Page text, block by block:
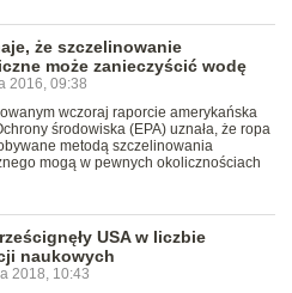
że szczelinowanie
może zanieczyścić wodę
2016, 09:38
wczoraj raporcie amerykańska
środowiska (EPA) uznała, że ropa
metodą szczelinowania
mogą w pewnych okolicznościach
USA w liczbie
naukowych
2018, 10:43